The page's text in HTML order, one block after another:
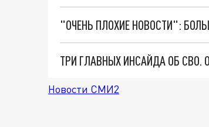
Новости СМИ2